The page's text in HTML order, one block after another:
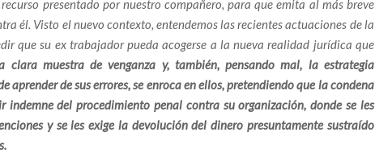
que se enfrentó al poder y fue condenado al silencio y
que se negó a mirar hacia otro lado. — Es hora de que la
en la política francesa
que hizo temblar los cimientos de España
presentado por nuestro compañero, para que emita al más breve
él. Visto el nuevo contexto, entendemos las recientes actuaciones de la
que su ex trabajador pueda acogerse a la nueva realidad jurídica que
clara muestra de venganza y, también, pensando mal, la estrategia
aprender de sus errores, se enroca en ellos, pretendiendo que la condena
del procedimiento penal contra su organización, donde se les
y se les exige la devolución del dinero presuntamente sustraído